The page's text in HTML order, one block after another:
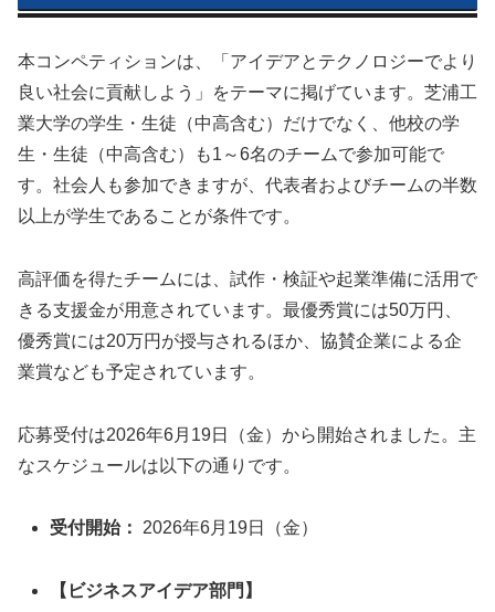
本コンペティションは、「アイデアとテクノロジーでより
良い社会に貢献しよう」をテーマに掲げています。芝浦工
業大学の学生・生徒（中高含む）だけでなく、他校の学
生・生徒（中高含む）も1～6名のチームで参加可能で
す。社会人も参加できますが、代表者およびチームの半数
以上が学生であることが条件です。
高評価を得たチームには、試作・検証や起業準備に活用で
きる支援金が用意されています。最優秀賞には50万円、
優秀賞には20万円が授与されるほか、協賛企業による企
業賞なども予定されています。
応募受付は2026年6月19日（金）から開始されました。主
なスケジュールは以下の通りです。
受付開始： 2026年6月19日（金）
【ビジネスアイデア部門】